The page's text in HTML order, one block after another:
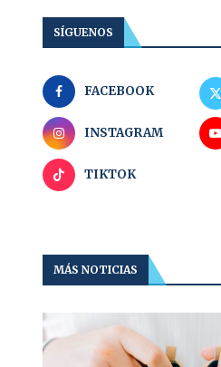
SÍGUENOS
FACEBOOK
INSTAGRAM
TIKTOK
MÁS NOTICIAS